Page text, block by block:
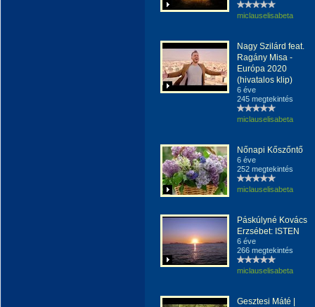
miclauselisabeta
Nagy Szilárd feat.
Ragány Misa -
Európa 2020
(hivatalos klip)
6 éve
245 megtekintés
miclauselisabeta
Nőnapi Kőszőntő
6 éve
252 megtekintés
miclauselisabeta
Páskúlyné Kovács
Erzsébet: ISTEN
6 éve
266 megtekintés
miclauselisabeta
Gesztesi Máté |